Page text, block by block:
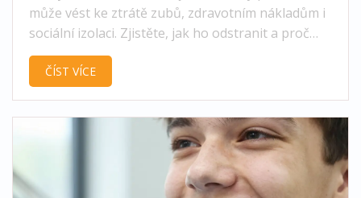
může vést ke ztrátě zubů, zdravotním nákladům i
sociální izolaci. Zjistěte, jak ho odstranit a proč
nečekat.
ČÍST VÍCE